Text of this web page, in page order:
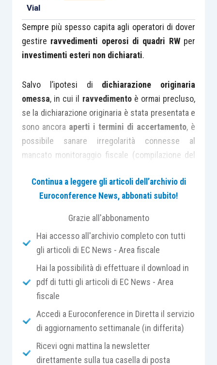
Vial
Sempre più spesso capita agli operatori di dover
gestire ravvedimenti operosi di quadri RWper
investimenti esteri non dichiarati.
Salvo l’ipotesi di dichiarazione originaria
omessa, in cui il ravvedimentoè ormai precluso,
se la dichiarazione originaria è stata presentata e
sono ancora aperti i termini di accertamento, è
possibile sanare irregolarità connesse al
mancato monitoraggio fiscale (compilazione del
dichiarazione integrativa, nonché ilversamento
delle rispettive sanzioni.
che la violazione dell’obbligo di dichiarazione
previsto nell’articolo 4, comma 1(quadro RW), è
punita con lasanzione amministrativa
pecuniaria dal 3 al 15 % dell’ammontare degli
importi non dichiarati
Viene inoltre previsto che la violazione relativa
alla detenzione di investimenti all’estero ovvero
di attività estere di natura finanziaria
Continua a leggere gli articoli dell’archivio di
Euroconference News, abbonati subito!
Grazie all'abbonamento
Hai accesso all'archivio completo con tutti
gli articoli di EC News - Area fiscale
Hai la possibilità di effettuare il download in
pdf di tutti gli articoli di EC News - Area
fiscale
Accedi a Euroconference in Diretta il servizio
di aggiornamento settimanale (in differita)
Ricevi ogni mattina la newsletter
direttamente sulla tua casella di posta